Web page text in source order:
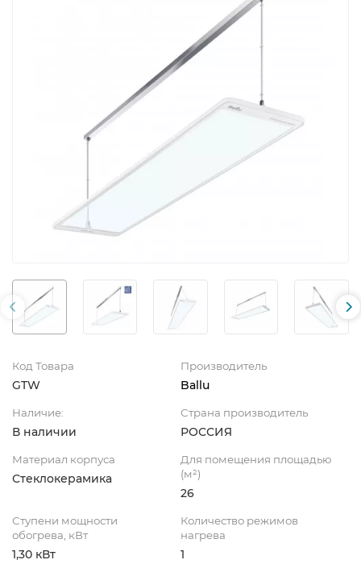
Код Товара
GTW
Производитель
Ballu
Наличие:
В наличии
Страна производитель
РОССИЯ
Материал корпуса
Стеклокерамика
Для помещения площадью
(м²)
26
Ступени мощности
обогрева, кВт
1,30 кВт
Количество режимов
нагрева
1